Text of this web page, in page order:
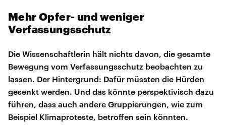
Mehr Opfer- und weniger
Verfassungsschutz
Die Wissenschaftlerin hält nichts davon, die gesamte
Bewegung vom Verfassungsschutz beobachten zu
lassen. Der Hintergrund: Dafür müssten die Hürden
gesenkt werden. Und das könnte perspektivisch dazu
führen, dass auch andere Gruppierungen, wie zum
Beispiel Klimaproteste, betroffen sein könnten.